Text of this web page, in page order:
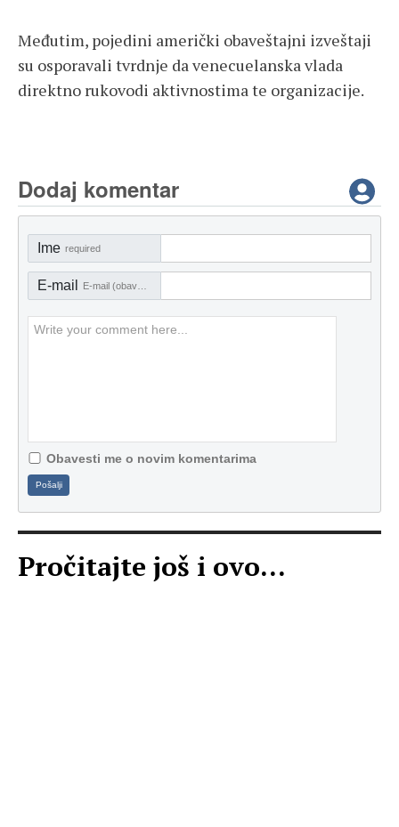
Međutim, pojedini američki obaveštajni izveštaji
su osporavali tvrdnje da venecuelanska vlada
direktno rukovodi aktivnostima te organizacije.
Dodaj komentar
Ime required
E-mail
Obavesti me o novim komentarima
Pošalji
Pročitajte još i ovo...